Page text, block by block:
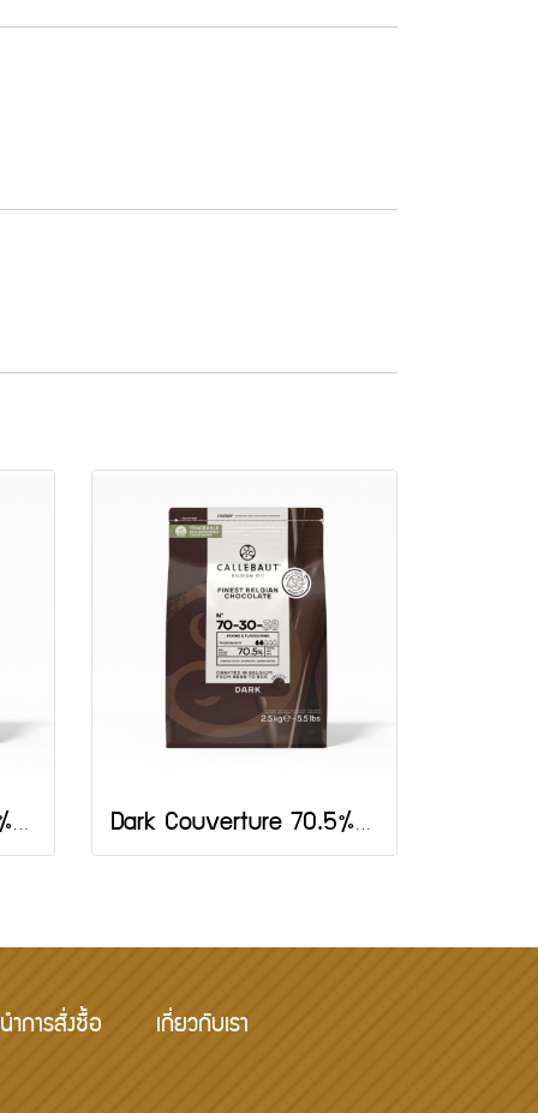
Dark Couverture 57.9% :Callebaut 2.5 กก. Dark Couverture 70.5% :Callebaut 2.5 กก.
นำการสั่งซื้อ เกี่ยวกับเรา